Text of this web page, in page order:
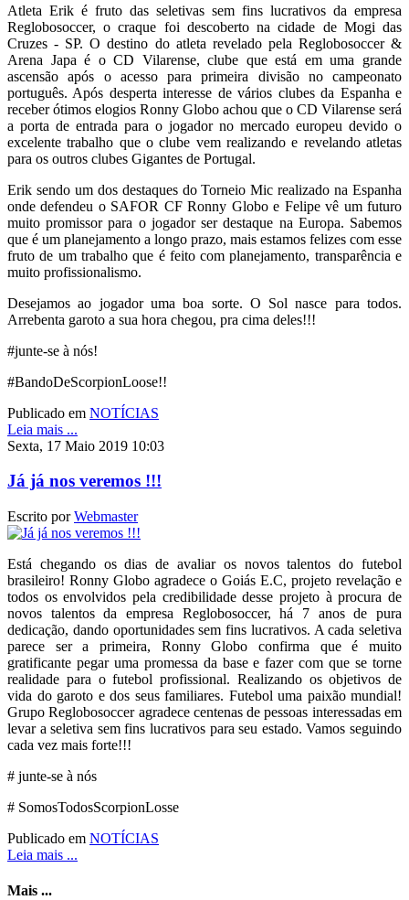
Atleta Erik é fruto das seletivas sem fins lucrativos da empresa
Reglobosoccer, o craque foi descoberto na cidade de Mogi das
Cruzes - SP. O destino do atleta revelado pela Reglobosoccer &
Arena Japa é o CD Vilarense, clube que está em uma grande
ascensão após o acesso para primeira divisão no campeonato
português. Após desperta interesse de vários clubes da Espanha e
receber ótimos elogios Ronny Globo achou que o CD Vilarense será
a porta de entrada para o jogador no mercado europeu devido o
excelente trabalho que o clube vem realizando e revelando atletas
para os outros clubes Gigantes de Portugal.
Erik sendo um dos destaques do Torneio Mic realizado na Espanha
onde defendeu o SAFOR CF Ronny Globo e Felipe vê um futuro
muito promissor para o jogador ser destaque na Europa. Sabemos
que é um planejamento a longo prazo, mais estamos felizes com esse
fruto de um trabalho que é feito com planejamento, transparência e
muito profissionalismo.
Desejamos ao jogador uma boa sorte. O Sol nasce para todos.
Arrebenta garoto a sua hora chegou, pra cima deles!!!
#junte-se à nós!
#BandoDeScorpionLoose!!
Publicado em NOTÍCIAS
Leia mais ...
Sexta, 17 Maio 2019 10:03
Já já nos veremos !!!
Escrito porWebmaster
Está chegando os dias de avaliar os novos talentos do futebol
brasileiro! Ronny Globo agradece o Goiás E.C, projeto revelação e
todos os envolvidos pela credibilidade desse projeto à procura de
novos talentos da empresa Reglobosoccer, há 7 anos de pura
dedicação, dando oportunidades sem fins lucrativos. A cada seletiva
parece ser a primeira, Ronny Globo confirma que é muito
gratificante pegar uma promessa da base e fazer com que se torne
realidade para o futebol profissional. Realizando os objetivos de
vida do garoto e dos seus familiares. Futebol uma paixão mundial!
Grupo Reglobosoccer agradece centenas de pessoas interessadas em
levar a seletiva sem fins lucrativos para seu estado. Vamos seguindo
cada vez mais forte!!!
# junte-se à nós
# SomosTodosScorpionLosse
Publicado em NOTÍCIAS
Leia mais ...
Mais ...